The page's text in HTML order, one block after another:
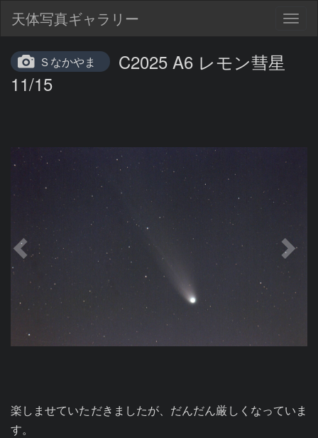
天体写真ギャラリー
Ｓなかやま
C2025 A6 レモン彗星
11/15
楽しませていただきましたが、だんだん厳しくなっていま
す。